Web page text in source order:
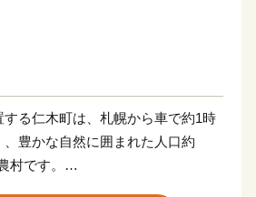
る仁木町は、札幌から車で約1時
豊かな自然に囲まれた人口約
村です。